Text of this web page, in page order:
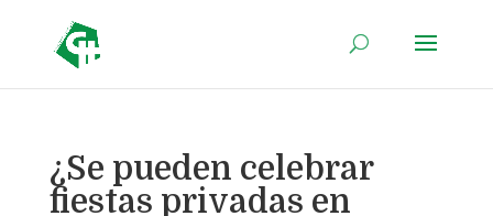
¿Se pueden celebrar
fiestas privadas en